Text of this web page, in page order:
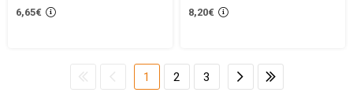
6,65€ 8,20€
1 2 3